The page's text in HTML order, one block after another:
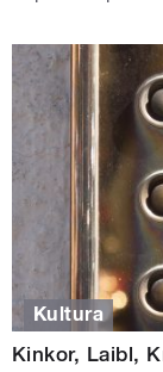
Kultura
Kinkor, Laibl,